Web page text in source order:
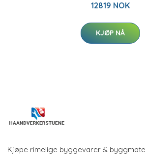
12819 NOK
KJØP NÅ
Kjøpe rimelige byggevarer &